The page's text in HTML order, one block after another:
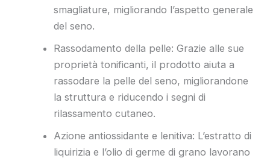
smagliature, migliorando l’aspetto generale
del seno.
Rassodamento della pelle: Grazie alle sue
proprietà tonificanti, il prodotto aiuta a
rassodare la pelle del seno, migliorandone
la struttura e riducendo i segni di
rilassamento cutaneo.
Azione antiossidante e lenitiva: L’estratto di
liquirizia e l’olio di germe di grano lavorano